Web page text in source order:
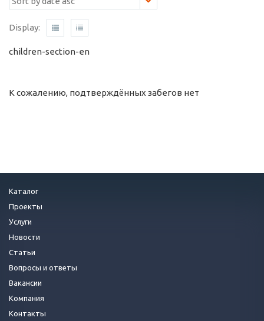
Display:
children-section-en
К сожалению, подтверждённых забегов нет
Каталог
Проекты
Услуги
Новости
Статьи
Вопросы и ответы
Вакансии
Компания
Контакты